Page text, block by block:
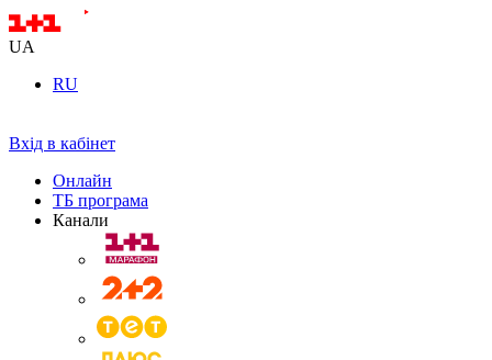
UA
RU
Вхід в кабінет
Онлайн
ТБ програма
Канали